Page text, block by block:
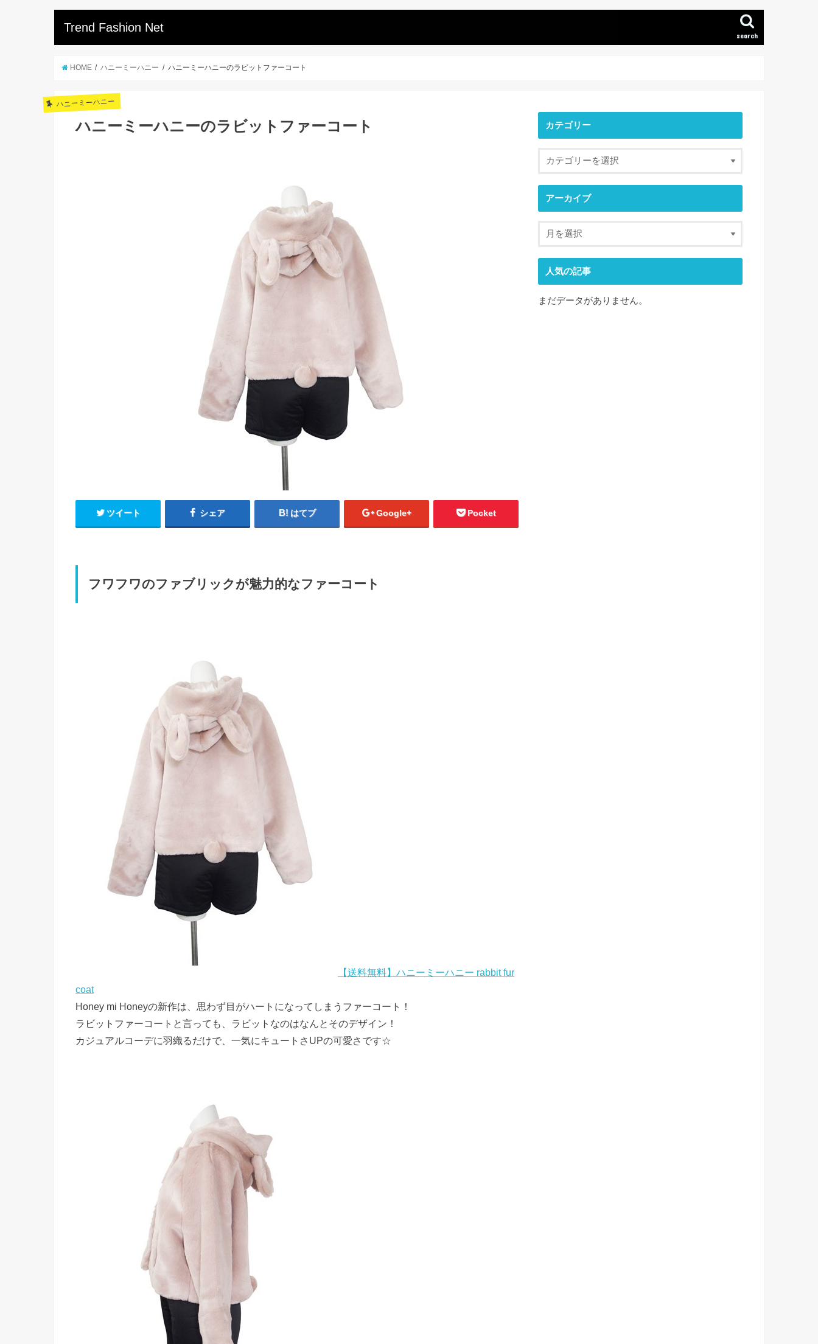
Trend Fashion Net
search
HOME ハニーミーハニー ハニーミーハニーのラビットファーコート
ハニーミーハニー
ハニーミーハニーのラビットファーコート
ツイート シェア はてブ Google+ Pocket
フワフワのファブリックが魅力的なファーコート
【送料無料】ハニーミーハニー rabbit fur
coat
Honey mi Honeyの新作は、思わず目がハートになってしまうファーコート！
ラビットファーコートと言っても、ラビットなのはなんとそのデザイン！
カジュアルコーデに羽織るだけで、一気にキュートさUPの可愛さです☆
カテゴリー
アーカイブ
人気の記事
まだデータがありません。